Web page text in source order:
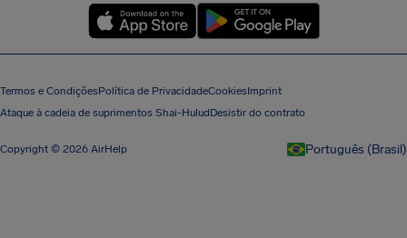
Termos e CondiçõesPolítica de PrivacidadeCookiesImprint
Ataque à cadeia de suprimentos Shai-HuludDesistir do contrato
Copyright © 2026 AirHelp Português (Brasil)